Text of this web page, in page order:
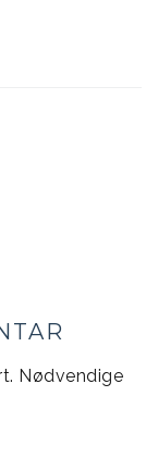
Nødvendige